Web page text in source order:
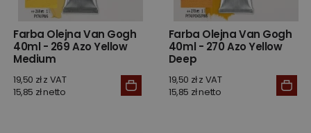
Farba Olejna Van Gogh
40ml - 269 Azo Yellow
Medium
19,50 zł z VAT
15,85 zł netto
Farba Olejna Van Gogh
40ml - 270 Azo Yellow
Deep
19,50 zł z VAT
15,85 zł netto